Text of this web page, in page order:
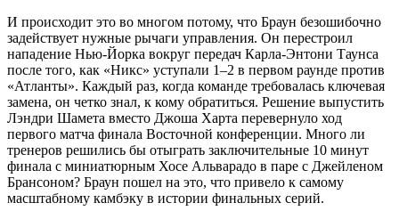
И происходит это во многом потому, что Браун безошибочно
задействует нужные рычаги управления. Он перестроил
нападение Нью-Йорка вокруг передач Карла-Энтони Таунса
после того, как «Никс» уступали 1–2 в первом раунде против
«Атланты». Каждый раз, когда команде требовалась ключевая
замена, он четко знал, к кому обратиться. Решение выпустить
Лэндри Шамета вместо Джоша Харта перевернуло ход
первого матча финала Восточной конференции. Много ли
тренеров решились бы отыграть заключительные 10 минут
финала с миниатюрным Хосе Альварадо в паре с Джейленом
Брансоном? Браун пошел на это, что привело к самому
масштабному камбэку в истории финальных серий.